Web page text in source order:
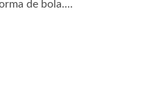
de bola....